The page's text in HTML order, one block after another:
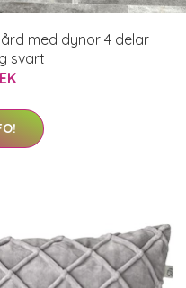
med dynor 4 delar
svart